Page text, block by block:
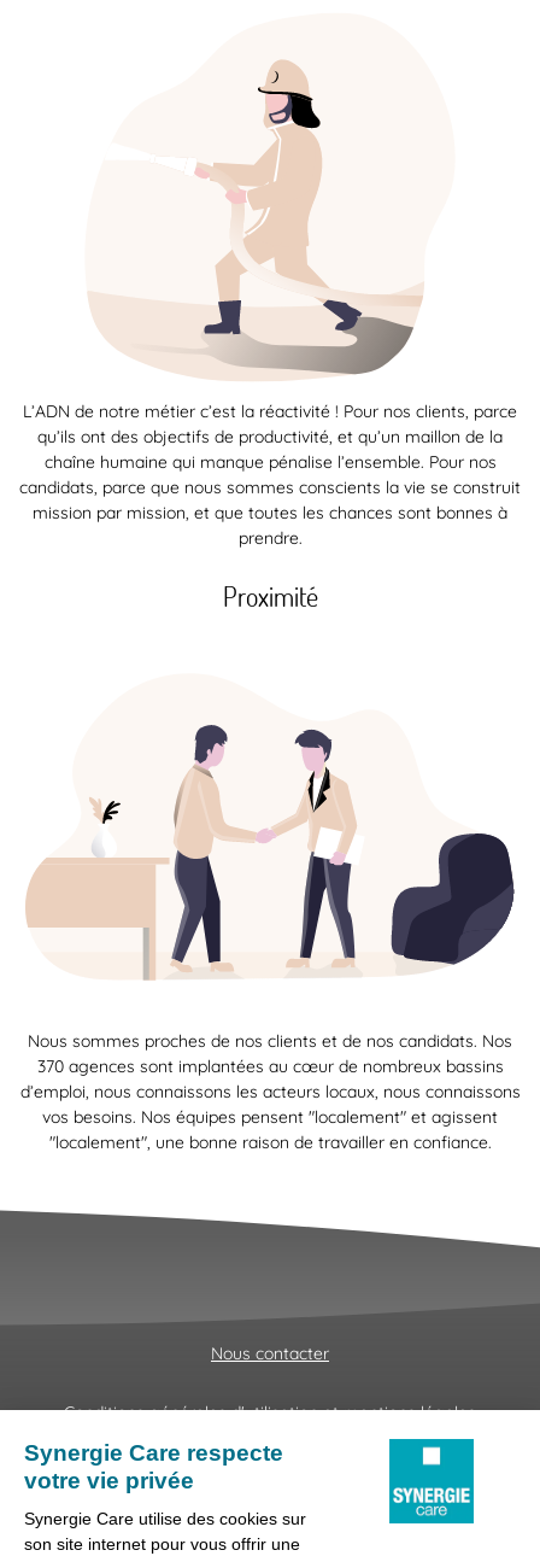
L’ADN de notre métier c’est la réactivité ! Pour nos clients, parce
qu’ils ont des objectifs de productivité, et qu’un maillon de la
chaîne humaine qui manque pénalise l’ensemble. Pour nos
candidats, parce que nous sommes conscients la vie se construit
mission par mission, et que toutes les chances sont bonnes à
prendre.
Proximité
Nous sommes proches de nos clients et de nos candidats. Nos
370 agences sont implantées au cœur de nombreux bassins
d’emploi, nous connaissons les acteurs locaux, nous connaissons
vos besoins. Nos équipes pensent "localement" et agissent
"localement", une bonne raison de travailler en confiance.
Nous contacter
Conditions générales d'utilisation et mentions légales
Fraudes & Hameçonnages
Lanceur d'alertes